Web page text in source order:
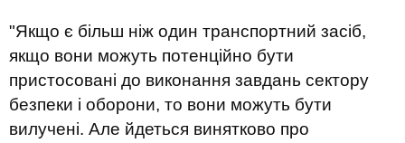
"Якщо є більш ніж один транспортний засіб,
якщо вони можуть потенційно бути
пристосовані до виконання завдань сектору
безпеки і оборони, то вони можуть бути
вилучені. Але йдеться винятково про